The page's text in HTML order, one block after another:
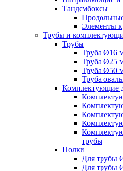
Тандембоксы
Элементы
Трубы и
Трубы
Труба Ø16
Труба Ø25
Труба Ø50
Труба
Комплектующие
трубы
Полки
Для трубы
Для трубы